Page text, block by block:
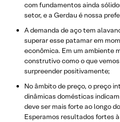
com fundamentos ainda
setor, e a Gerdau é nossa
A demanda de aço tem
superar esse patamar em
econômica. Em um ambiente
construtivo como o que
surpreender positivamente;
No âmbito de preço, o preço
dinâmicas domésticas
deve ser mais forte ao longo
Esperamos resultados fortes